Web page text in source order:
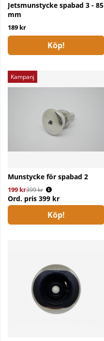
Jetsmunstycke spabad 3 - 85
mm
189 kr
Köp!
Kampanj
Munstycke för spabad 2
199 kr
Ordinarie pris:
399 kr
Ord. pris 399 kr
Köp!